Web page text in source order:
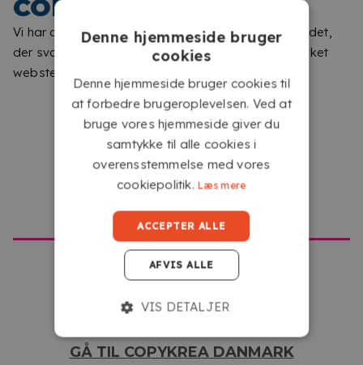
COPYKREA
Vi har opdaget, at du gennemser et andet sted til det,
der svarer til dette websted. Fortæl os venligst hvilket
websted du gerne vil besøge.
GÅ TIL COPYKREA USA
GÅ TIL COPYKREA DANMARK
TIL ET PUSLESPIL, DU VIL
SAMLE IGEN OG IGEN
LAV ETHVERT FOTO OM TIL ET UNIKT
Forvandl dine yndlingsminder til en sjov og original
oplevelse. Upload et familiefoto, et billede af dit kæledyr, et
Denne hjemmeside bruger
cookies
Denne hjemmeside bruger cookies til
at forbedre brugeroplevelsen. Ved at
bruge vores hjemmeside giver du
samtykke til alle cookies i
overensstemmelse med vores
cookiepolitik.Læs mere
ACCEPTER ALLE
AFVIS ALLE
VIS DETALJER